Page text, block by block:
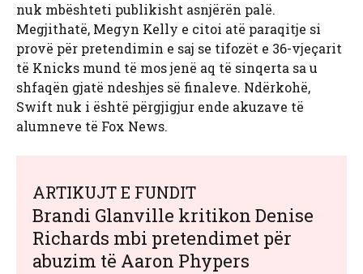
nuk mbështeti publikisht asnjërën palë.
Megjithatë, Megyn Kelly e citoi atë paraqitje si
provë për pretendimin e saj se tifozët e 36-vjeçarit
të Knicks mund të mos jenë aq të sinqerta sa u
shfaqën gjatë ndeshjes së finaleve. Ndërkohë,
Swift nuk i është përgjigjur ende akuzave të
alumneve të Fox News.
ARTIKUJT E FUNDIT
Brandi Glanville kritikon Denise
Richards mbi pretendimet për
abuzim të Aaron Phypers